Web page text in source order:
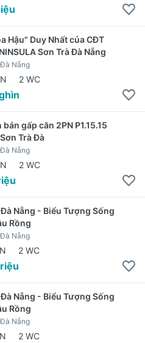
Hậu" Duy Nhất của CĐT
Sơn Trà Đà Nẵng
Nẵng
2 WC
gấp căn 2PN P1.15.15
Trà Đà
Nẵng
2 WC
Nẵng - Biểu Tượng Sống
Rồng
Nẵng
2 WC
Nẵng - Biểu Tượng Sống
Rồng
Nẵng
2 WC